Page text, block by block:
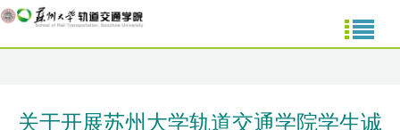
关于开展苏州大学轨道交通学院学生诚